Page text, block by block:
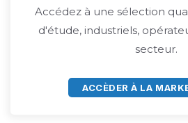
Accédez à une sélection
d'étude, industriels,
secteur.
ACCÈDER À LA